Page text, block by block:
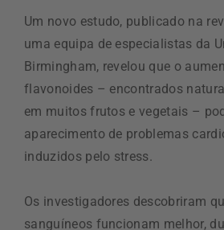
Um novo estudo, publicado na
uma equipa de especialistas da
Birmingham, revelou que o
flavonoides – encontrados
em muitos frutos e vegetais –
aparecimento de problemas
induzidos pelo stress.
Os investigadores descobriram
sanguíneos funcionam melhor,